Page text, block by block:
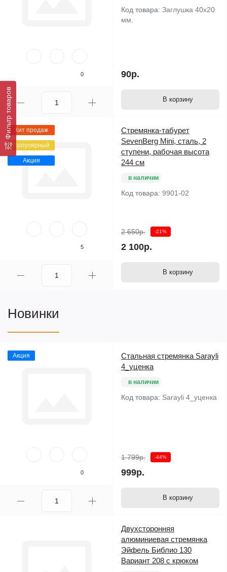
Фильтр товаров
0
Код товара: Заглушка 40х20
мм.
90р.
В корзину
Хит продаж
Популярный
Акция
5
Стремянка-табурет
SevenBerg Mini, сталь, 2
ступени, рабочая высота
244 см
в наличии
Код товара: 9901-02
2 650р. -21%
2 100р.
В корзину
Новинки
Акция
0
Стальная стремянка Sarayli
4_уценка
в наличии
Код товара: Sarayli 4_уценка
1 799р. -44%
999р.
В корзину
Двухсторонняя
алюминиевая стремянка
Эйфель Библио 130
Вариант 208 с крюком